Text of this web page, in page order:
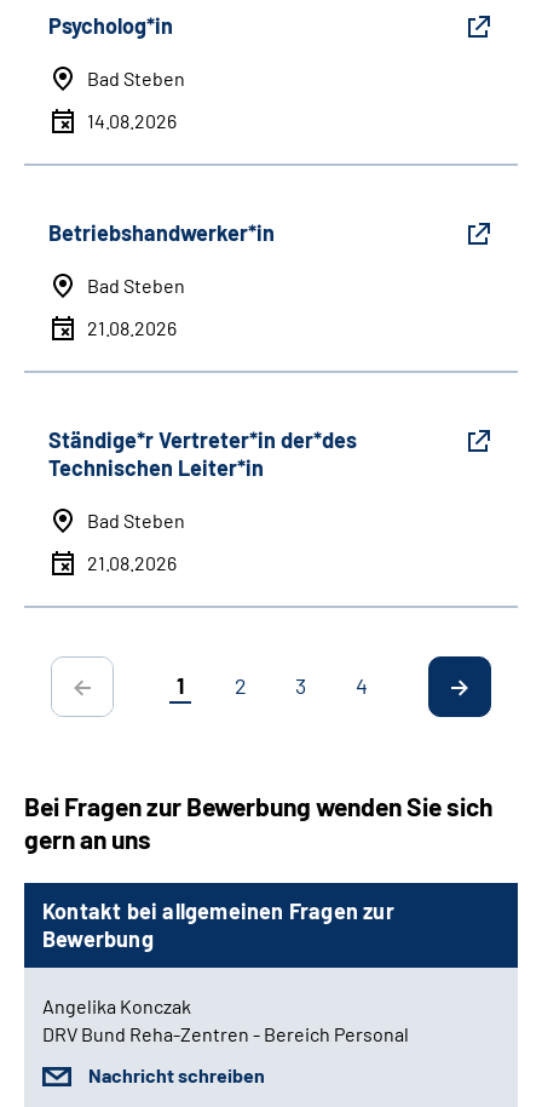
Psycholog*in
Bad Steben
14.08.2026
Betriebshandwerker*in
Bad Steben
21.08.2026
Ständige*r Vertreter*in der*des
Technischen Leiter*in
Bad Steben
21.08.2026
1 2 3 4
Bei Fragen zur Bewerbung wenden Sie sich
gern an uns
Kontakt bei allgemeinen Fragen zur
Bewerbung
Angelika Konczak
DRV Bund Reha-Zentren - Bereich Personal
Nachricht schreiben